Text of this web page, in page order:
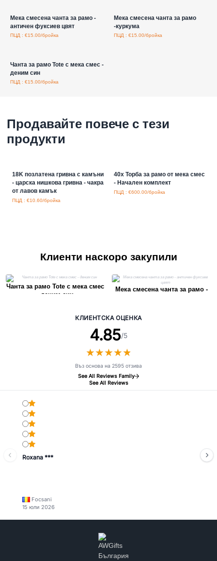
Мека смесена чанта за рамо -
античен фуксиев цвят
ПЦД : €15.00/бройка
Мека смесена чанта за рамо
-куркума
ПЦД : €15.00/бройка
Чанта за рамо Tote с мека смес -
деним син
ПЦД : €15.00/бройка
Продавайте повече с тези
продукти
18K позлатена гривна с камъни
- царска нишкова гривна - чакра
от лавов камък
ПЦД : €10.60/бройка
40x Торба за рамо от мека смес
- Начален комплект
ПЦД : €600.00/бройка
Клиенти наскоро закупили
Чанта за рамо Tote с мека смес
- деним син
Мека смесена чанта за рамо -
КЛИЕНТСКА ОЦЕНКА
4.85/5
★★★★★
★★★★★
Въз основа на 2595 отзива
See All Reviews Family
See All Reviews
Roxana ***
Focsani
15 юли 2026